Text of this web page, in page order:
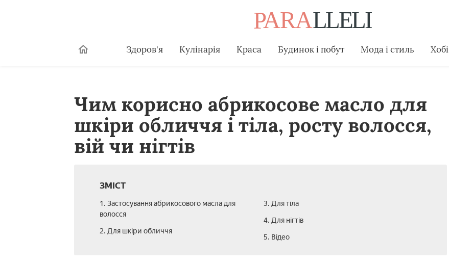
Здоров'я Кулінарія Краса Будинок і побут Мода і стиль Хобі
Чим корисно абрикосове масло для
шкіри обличчя і тіла, росту волосся,
вій чи нігтів
ЗМІСТ
1. Застосування абрикосового масла для
волосся
2. Для шкіри обличчя
3. Для тіла
4. Для нігтів
5. Відео